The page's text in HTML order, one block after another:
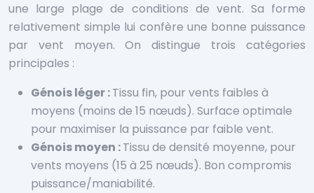
une large plage de conditions de vent. Sa forme
relativement simple lui confère une bonne puissance
par vent moyen. On distingue trois catégories
principales :
Génois léger :Tissu fin, pour vents faibles à
moyens (moins de 15 nœuds). Surface optimale
pour maximiser la puissance par faible vent.
Génois moyen :Tissu de densité moyenne, pour
vents moyens (15 à 25 nœuds). Bon compromis
puissance/maniabilité.